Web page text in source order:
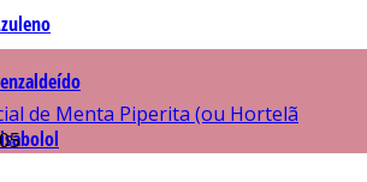
de Menta Piperita (ou Hortelã